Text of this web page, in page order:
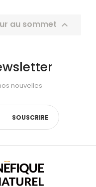
au sommet 
nouvelles
SOUSCRIRE